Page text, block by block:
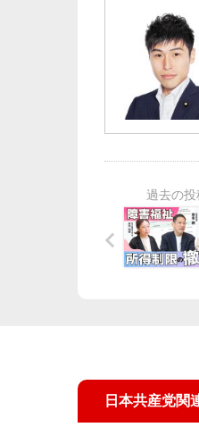
日本共産党関